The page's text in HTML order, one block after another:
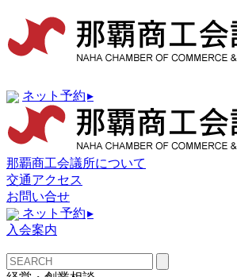
ネット予約▸
那覇商工会議所について
交通アクセス
お問い合せ
ネット予約▸
入会案内